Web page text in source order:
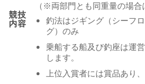
競技
内容
（※両部門とも同重量の場合
釣法はジギング（シーフ
グ）のみ
乗船する船及び釣座は運
します。
上位入賞者には賞品あり